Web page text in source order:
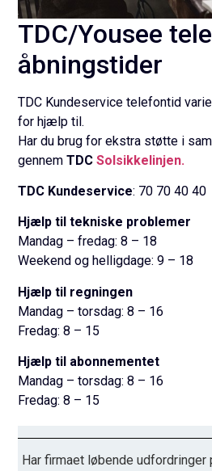
TDC/Yousee
åbningstider
TDC Kundeservice telefontid
for hjælp til.
Har du brug for ekstra støtte i
gennemTDCSolsikkelinjen.
TDC Kundeservice: 70 70 40 40
Hjælp til tekniske problemer
Mandag – fredag: 8 – 18
Weekend og helligdage: 9 – 18
Hjælp til regningen
Mandag – torsdag: 8 – 16
Fredag: 8 – 15
Hjælp til abonnementet
Mandag – torsdag: 8 – 16
Fredag: 8 – 15
Har firmaet løbende udfordringer